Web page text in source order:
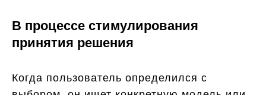
В процессе стимулирования
принятия решения
Когда пользователь определился с